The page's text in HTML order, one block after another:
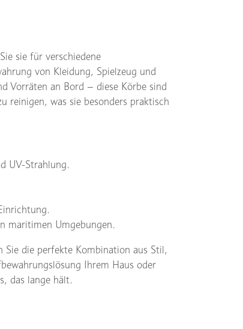
sie für verschiedene
von Kleidung, Spielzeug und
Vorräten an Bord – diese Körbe sind
reinigen, was sie besonders praktisch
UV-Strahlung.
maritimen Umgebungen.
Sie die perfekte Kombination aus Stil,
Ihrem Haus oder
das lange hält.